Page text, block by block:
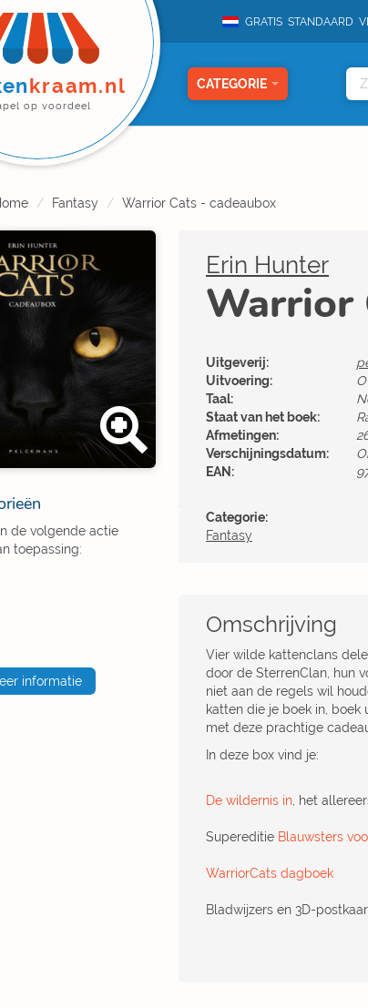
GRATIS STANDAARD
kraam.nl
op voordeel
CATEGORIE
Fantasy Warrior Cats - cadeaubox
de volgende actie
toepassing:
informatie
Erin Hunter
Warrior
Uitgeverij:
Uitvoering:
Taal:
Staat van het boek:
Afmetingen:
Verschijningsdatum:
EAN:
Categorie:
Fantasy
Omschrijving
Vier wilde kattenclans
door de SterrenClan, hun
niet aan de regels wil
katten die je boek in,
met deze prachtige
In deze box vind je:
De wildernis in , het
Supereditie Blauwsters
WarriorCats dagboek
Bladwijzers en 3D-